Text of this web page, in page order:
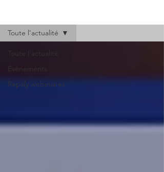
Toute l'actualité
Évènements
Repaly webinaires
Toute l'actualité